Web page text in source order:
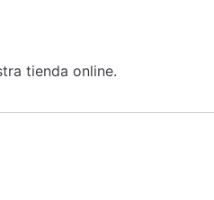
tienda online.